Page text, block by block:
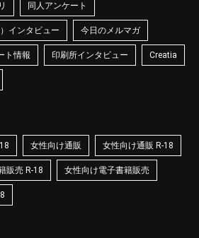
同人アンケート
インタビュー 今日のメルマガ
ト情報 印刷所インタビュー Creatia
女性向け通販 女性向け通販 R-18
販売 R-18 女性向け電子書籍販売